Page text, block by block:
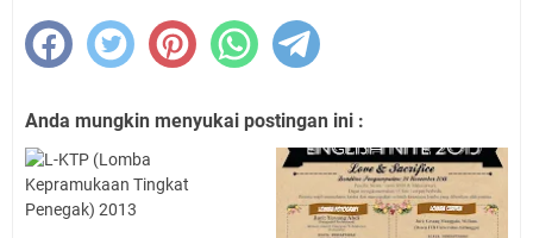
Anda mungkin menyukai postingan ini :